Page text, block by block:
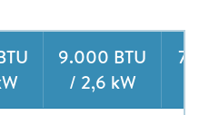
9.000 BTU
/ 2,6 kW